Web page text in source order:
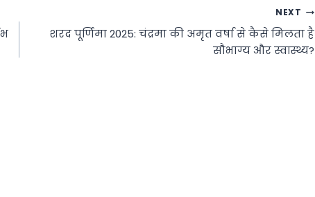
NEXT
शरद पूर्णिमा 2025: चंद्रमा की अमृत वर्षा से कैसे मिलता है
सौभाग्य और स्वास्थ्य?